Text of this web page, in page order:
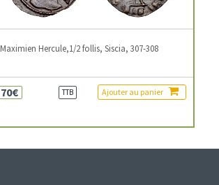
Maximien Hercule,1/2 follis, Siscia, 307-308
70€ TTB Ajouter au panier